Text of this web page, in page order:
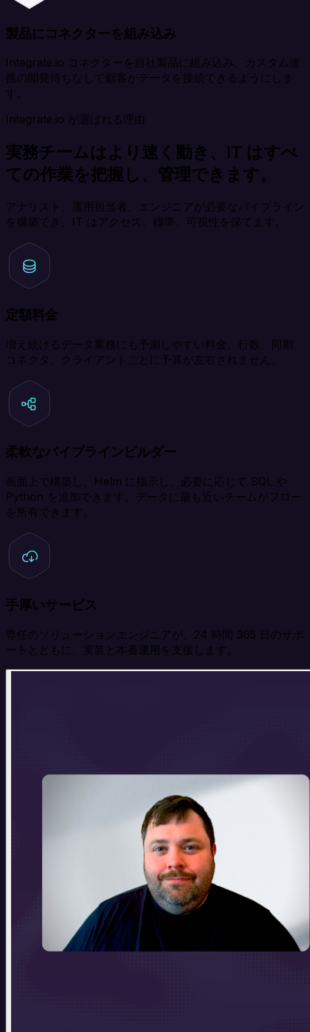
製品にコネクターを組み込み
Integrate.io コネクターを自社製品に組み込み、カスタム連
携の開発待ちなしで顧客がデータを接続できるようにしま
す。
Integrate.io が選ばれる理由
実務チームはより速く動き、IT はすべ
ての作業を把握し、管理できます。
アナリスト、運用担当者、エンジニアが必要なパイプライン
を構築でき、IT はアクセス、標準、可視性を保てます。
定額料金
増え続けるデータ業務にも予測しやすい料金。行数、同期、
コネクタ、クライアントごとに予算が左右されません。
柔軟なパイプラインビルダー
画面上で構築し、Helm に指示し、必要に応じて SQL や
Python を追加できます。データに最も近いチームがフロー
を所有できます。
手厚いサービス
専任のソリューションエンジニアが、24 時間 365 日のサポ
ートとともに、実装と本番運用を支援します。